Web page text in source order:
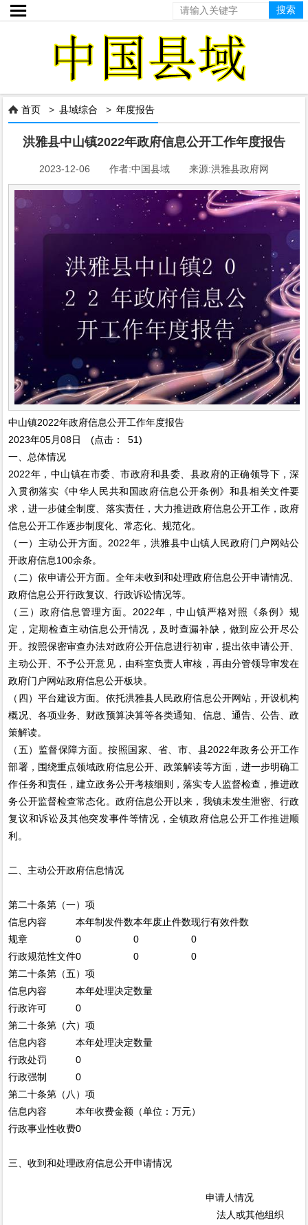

 首页 >县域综合 >年度报告
洪雅县中山镇2022年政府信息公开工作年度报告
2023-12-06 作者:中国县域 来源:洪雅县政府网
中山镇2022年政府信息公开工作年度报告
2023年05月08日 (点击： 51)
一、总体情况
2022年，中山镇在市委、市政府和县委、县政府的正确领导下，深
入贯彻落实《中华人民共和国政府信息公开条例》和县相关文件要
求，进一步健全制度、落实责任，大力推进政府信息公开工作，政府
信息公开工作逐步制度化、常态化、规范化。
（一）主动公开方面。2022年，洪雅县中山镇人民政府门户网站公
开政府信息100余条。
（二）依申请公开方面。全年未收到和处理政府信息公开申请情况、
政府信息公开行政复议、行政诉讼情况等。
（三）政府信息管理方面。2022年，中山镇严格对照《条例》规
定，定期检查主动信息公开情况，及时查漏补缺，做到应公开尽公
开。按照保密审查办法对政府公开信息进行初审，提出依申请公开、
主动公开、不予公开意见，由科室负责人审核，再由分管领导审发在
政府门户网站政府信息公开板块。
（四）平台建设方面。依托洪雅县人民政府信息公开网站，开设机构
概况、各项业务、财政预算决算等各类通知、信息、通告、公告、政
策解读。
（五）监督保障方面。按照国家、省、市、县2022年政务公开工作
部署，围绕重点领域政府信息公开、政策解读等方面，进一步明确工
作任务和责任，建立政务公开考核细则，落实专人监督检查，推进政
务公开监督检查常态化。政府信息公开以来，我镇未发生泄密、行政
复议和诉讼及其他突发事件等情况，全镇政府信息公开工作推进顺
利。
二、主动公开政府信息情况
第二十条第（一）项
信息内容
本年制发件数本年废止件数现行有效件数
规章
0 0
0
行政规范性文件0 0
0
第二十条第（五）项
信息内容
本年处理决定数量
行政许可
0
第二十条第（六）项
信息内容
本年处理决定数量
行政处罚
0
行政强制
0
第二十条第（八）项
信息内容
本年收费金额（单位：万元）
行政事业性收费0
三、收到和处理政府信息公开申请情况
申请人情况
法人或其他组织